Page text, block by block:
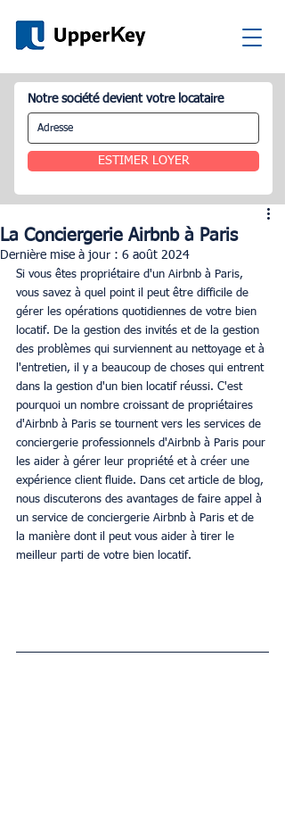
Notre société devient votre locataire
ESTIMER LOYER
La Conciergerie Airbnb à Paris
Dernière mise à jour : 6 août 2024
Si vous êtes propriétaire d'un Airbnb à Paris,
vous savez à quel point il peut être difficile de
gérer les opérations quotidiennes de votre bien
locatif. De la gestion des invités et de la gestion
des problèmes qui surviennent au nettoyage et à
l'entretien, il y a beaucoup de choses qui entrent
dans la gestion d'un bien locatif réussi. C'est
pourquoi un nombre croissant de propriétaires
d'Airbnb à Paris se tournent vers les services de
conciergerie professionnels d'Airbnb à Paris pour
les aider à gérer leur propriété et à créer une
expérience client fluide. Dans cet article de blog,
nous discuterons des avantages de faire appel à
un service de conciergerie Airbnb à Paris et de
la manière dont il peut vous aider à tirer le
meilleur parti de votre bien locatif.